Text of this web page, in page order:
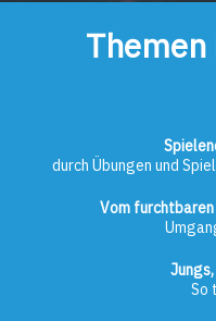
durch Übungen und
Vom
So